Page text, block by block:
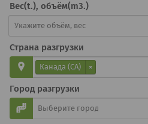
Вес(t.), объём(m3.)
Страна разгрузки
Канада (CA) ×
Город разгрузки